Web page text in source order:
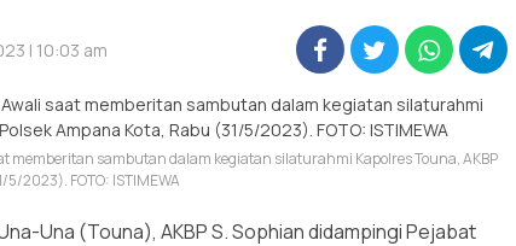
| 10:03 am
memberitan sambutan dalam kegiatan silaturahmi Kapolres Touna, AKBP
5/2023). FOTO: ISTIMEWA
Una (Touna), AKBP S. Sophian didampingi Pejabat